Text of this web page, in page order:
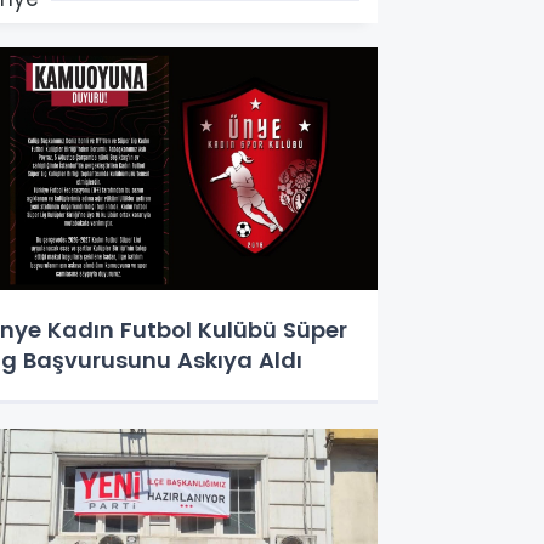
Kadın Futbol Kulübü Süper
Başvurusunu Askıya Aldı